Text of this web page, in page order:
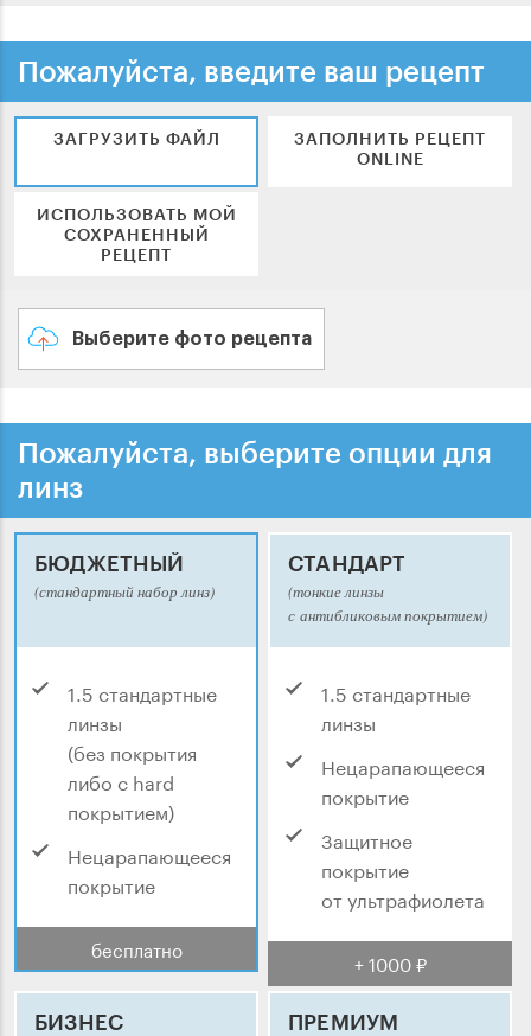
Пожалуйста, введите ваш рецепт
ЗАГРУЗИТЬ ФАЙЛ
ЗАПОЛНИТЬ РЕЦЕПТ
ONLINE
ИСПОЛЬЗОВАТЬ МОЙ
СОХРАНЕННЫЙ
РЕЦЕПТ
Выберите фото рецепта
Пожалуйста, выберите опции для
линз
БЮДЖЕТНЫЙ
(стандартный набор линз)
1.5 стандартные
линзы
(без покрытия
либо с hard
покрытием)
Нецарапающееся
покрытие
бесплатно
СТАНДАРТ
(тонкие линзы
с антибликовым покрытием)
1.5 стандартные
линзы
Нецарапающееся
покрытие
Защитное
покрытие
от ультрафиолета
+ 1000 ₽
БИЗНЕС ПРЕМИУМ